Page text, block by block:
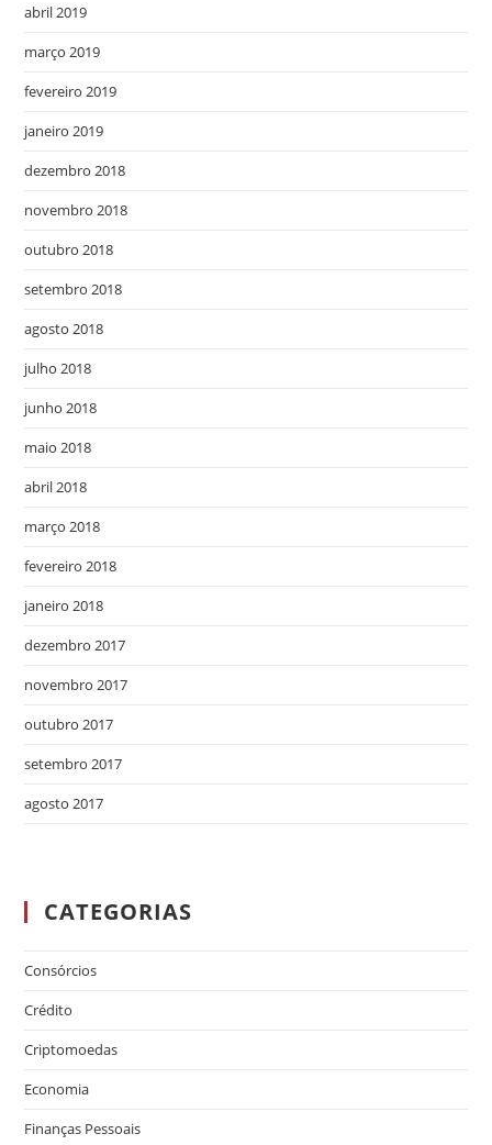
abril 2019
março 2019
fevereiro 2019
janeiro 2019
dezembro 2018
novembro 2018
outubro 2018
setembro 2018
agosto 2018
julho 2018
junho 2018
maio 2018
abril 2018
março 2018
fevereiro 2018
janeiro 2018
dezembro 2017
novembro 2017
outubro 2017
setembro 2017
agosto 2017
CATEGORIAS
Consórcios
Crédito
Criptomoedas
Economia
Finanças Pessoais